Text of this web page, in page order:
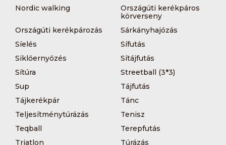
Nordic walking
Országúti kerékpáros
körverseny
Országúti kerékpározás
Sárkányhajózás
Síelés
Sífutás
Siklőernyőzés
Sítájfutás
Sítúra
Streetball (3*3)
Sup
Tájfutás
Tájkerékpár
Tánc
Teljesítménytúrázás
Tenisz
Teqball
Terepfutás
Triatlon
Túrázás